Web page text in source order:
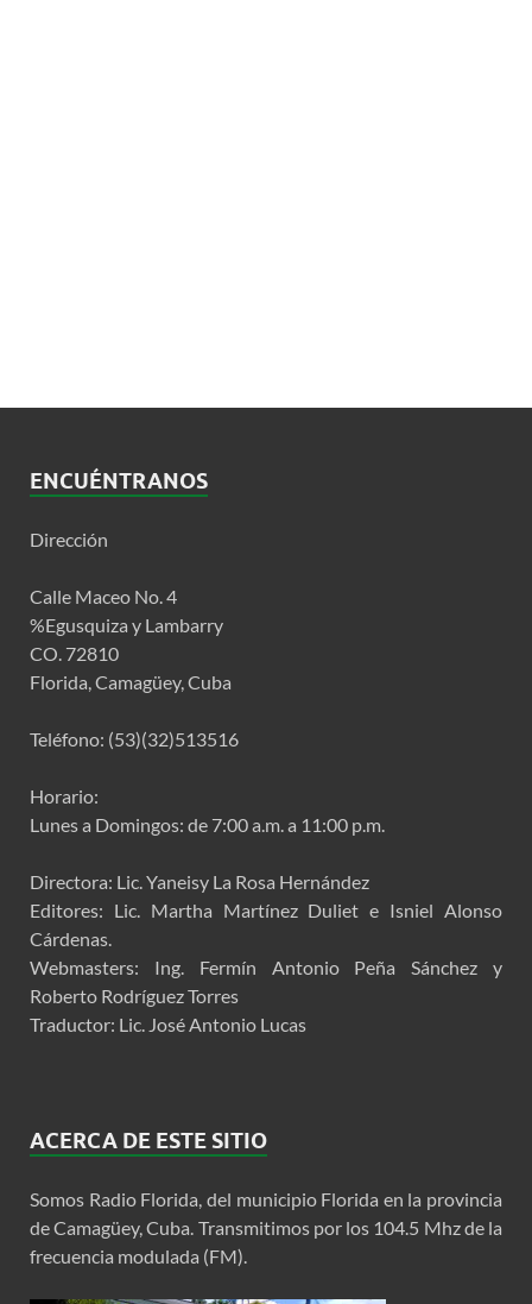
ENCUÉNTRANOS
Dirección
Calle Maceo No. 4
%Egusquiza y Lambarry
CO. 72810
Florida, Camagüey, Cuba
Teléfono: (53)(32)513516
Horario:
Lunes a Domingos: de 7:00 a.m. a 11:00 p.m.
Directora: Lic. Yaneisy La Rosa Hernández
Editores: Lic. Martha Martínez Duliet e Isniel Alonso
Cárdenas.
Webmasters: Ing. Fermín Antonio Peña Sánchez y
Roberto Rodríguez Torres
Traductor: Lic. José Antonio Lucas
ACERCA DE ESTE SITIO
Somos Radio Florida, del municipio Florida en la provincia
de Camagüey, Cuba. Transmitimos por los 104.5 Mhz de la
frecuencia modulada (FM).